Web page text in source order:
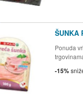
ŠUNKA
Ponuda
-15%